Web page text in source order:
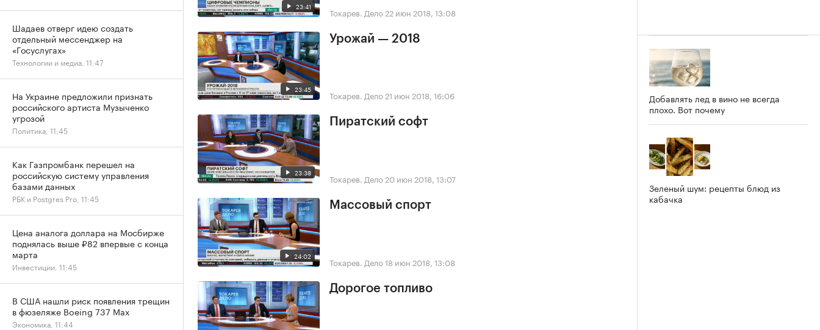
23:41 Токарев. Дело 22 июн 2018, 13:08
23:45
Урожай — 2018
Токарев. Дело 21 июн 2018, 16:06
23:38
Пиратский софт
Токарев. Дело 20 июн 2018, 13:07
24:02
Массовый спорт
Токарев. Дело18 июн 2018, 13:08
Дорогое топливо
Добавлять лед в вино не всегда
плохо. Вот почему
Зеленый шум: рецепты блюд из
кабачка
Шадаев отверг идею создать
отдельный мессенджер на
«Госуслугах»
Технологии и медиа, 11:47
На Украине предложили признать
российского артиста Музыченко
угрозой
Политика, 11:45
Как Газпромбанк перешел на
российскую систему управления
базами данных
РБК и Postgres Pro, 11:45
Цена аналога доллара на Мосбирже
поднялась выше ₽82 впервые с конца
марта
Инвестиции, 11:45
В США нашли риск появления трещин
в фюзеляже Boeing 737 Max
Экономика, 11:44